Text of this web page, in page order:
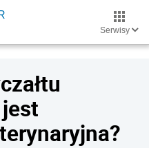
Serwisy